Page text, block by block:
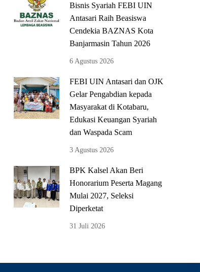
Bisnis Syariah FEBI UIN
Antasari Raih Beasiswa
Cendekia BAZNAS Kota
Banjarmasin Tahun 2026
6 Agustus 2026
FEBI UIN Antasari dan OJK
Gelar Pengabdian kepada
Masyarakat di Kotabaru,
Edukasi Keuangan Syariah
dan Waspada Scam
3 Agustus 2026
BPK Kalsel Akan Beri
Honorarium Peserta Magang
Mulai 2027, Seleksi
Diperketat
31 Juli 2026